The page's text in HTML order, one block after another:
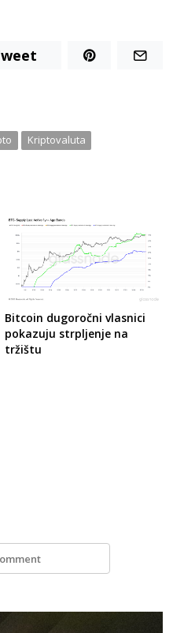
Kriptovaluta
Bitcoin dugoročni vlasnici
pokazuju strpljenje na
tržištu